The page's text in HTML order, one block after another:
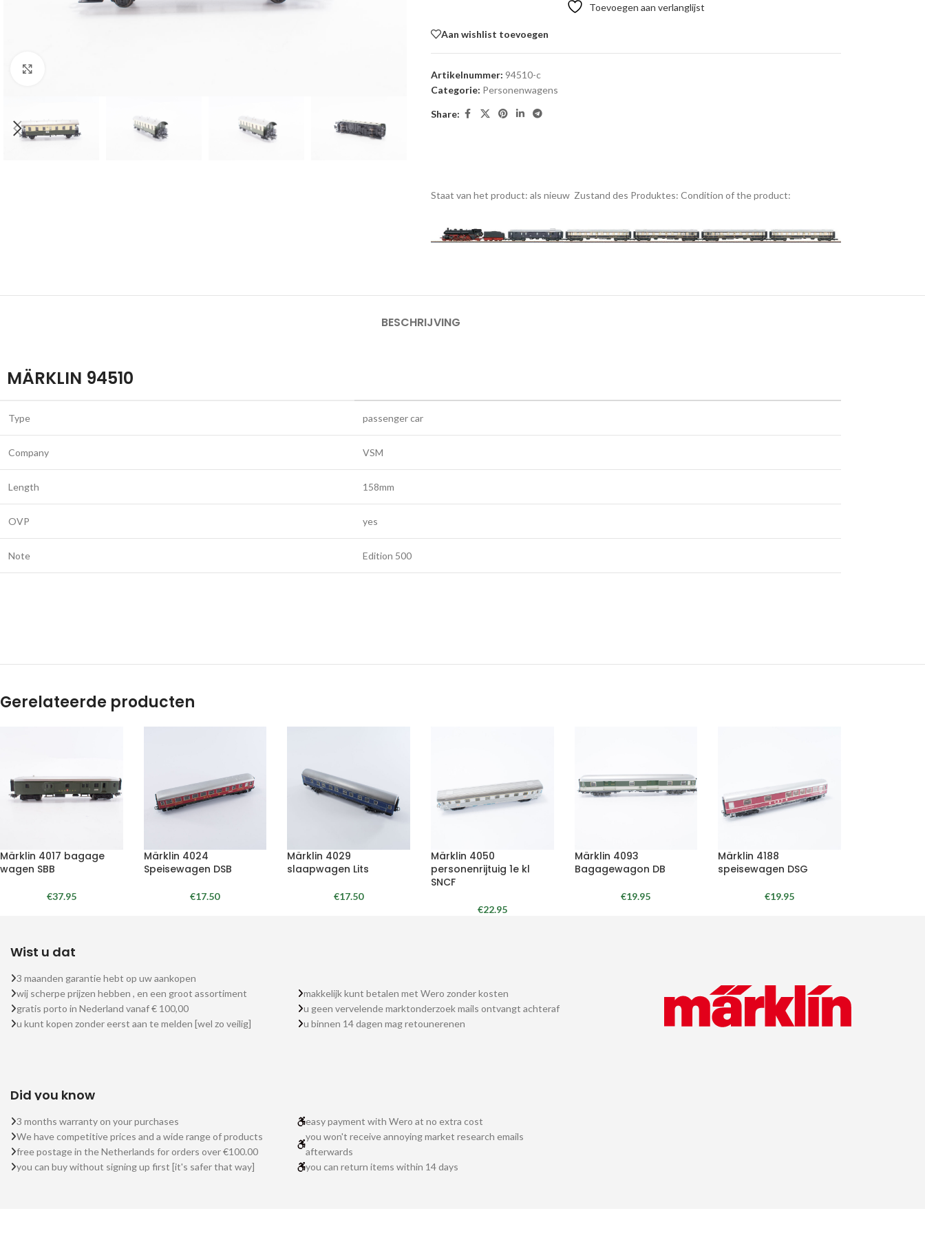
Toevoegen aan verlanglijst
Aan wishlist toevoegen
Artikelnummer: 94510-c
Categorie: Personenwagens
Share:
Staat van het product: als nieuw Zustand des Produktes: Condition of the product:
BESCHRIJVING
MÄRKLIN 94510
Type passenger car
Company VSM
Length 158mm
OVP yes
Note Edition 500
Gerelateerde producten
Märklin 4017 bagage
wagen SBB
€37.95
Märklin 4024
Speisewagen DSB
€17.50
Märklin 4029
slaapwagen Lits
€17.50
Märklin 4050
personenrijtuig 1e kl
SNCF
€22.95
Märklin 4093
Bagagewagon DB
€19.95
Märklin 4188
speisewagen DSG
€19.95
Wist u dat
3 maanden garantie hebt op uw aankopen
wij scherpe prijzen hebben , en een groot assortiment
gratis porto in Nederland vanaf € 100,00
u kunt kopen zonder eerst aan te melden [wel zo veilig]
makkelijk kunt betalen met Wero zonder kosten
u geen vervelende marktonderzoek mails ontvangt achteraf
u binnen 14 dagen mag retounerenen
Did you know
3 months warranty on your purchases
We have competitive prices and a wide range of products
free postage in the Netherlands for orders over €100.00
you can buy without signing up first [it's safer that way]
easy payment with Wero at no extra cost
you won't receive annoying market research emails
afterwards
you can return items within 14 days